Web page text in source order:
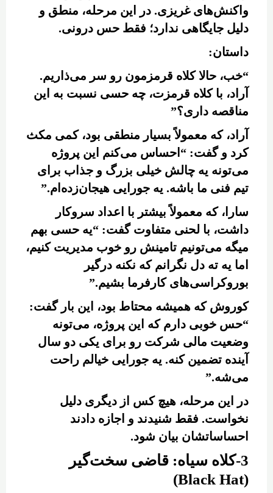
واکنش‌های غریزی. در این مرحله، منطق و
دلیل جایگاهی ندارد؛ فقط حس درونی.
داستان:
“خب، حالا کلاه قرمزمون رو سر می‌ذاریم.
آراد، با کلاه قرمزت، چه حسی نسبت به این
مناقصه داری؟”
آراد، که معمولاً بسیار منطقی بود، کمی مکث
کرد و گفت: “احساس می‌کنم این پروژه
می‌تونه یه چالش خیلی بزرگ و جذاب برای
تیم فنی ما باشه. یه جورایی هیجان‌زده‌ام.”
سارا، که معمولاً بیشتر با اعداد سروکار
داشت، با لحنی متفاوت گفت: “یه حسی بهم
میگه می‌تونیم تامینش رو خوب مدیریت کنیم،
اما یه ته دل نگرانم که نکنه درگیر
بوروکراسی‌های کارفرما بشیم.”
کوروش که همیشه محتاط بود، این بار گفت:
“حس خوبی دارم که این پروژه، می‌تونه
وضعیت مالی شرکت رو برای یکی دو سال
آینده تضمین کنه. یه جورایی خیالم راحت
می‌شه.”
در این مرحله، هیچ کس از دیگری دلیل
نخواست. فقط شنیدند و اجازه دادند
احساساتشان بیان شود.
3-کلاه سیاه: قاضی سخت‌گیر
(Black Hat)